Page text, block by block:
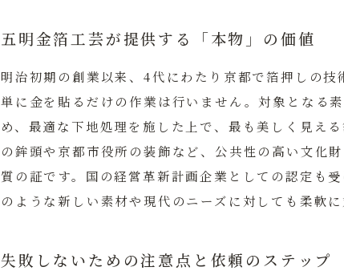
五明金箔工芸が提供する「本物」の価値
明治初期の創業以来、4代にわたり京都で箔押しの技
単に金を貼るだけの作業は行いません。対象となる
め、最適な下地処理を施した上で、最も美しく見え
の鉾頭や京都市役所の装飾など、公共性の高い文化
質の証です。国の経営革新計画企業としての認定も
のような新しい素材や現代のニーズに対しても柔軟
失敗しないための注意点と依頼のステップ